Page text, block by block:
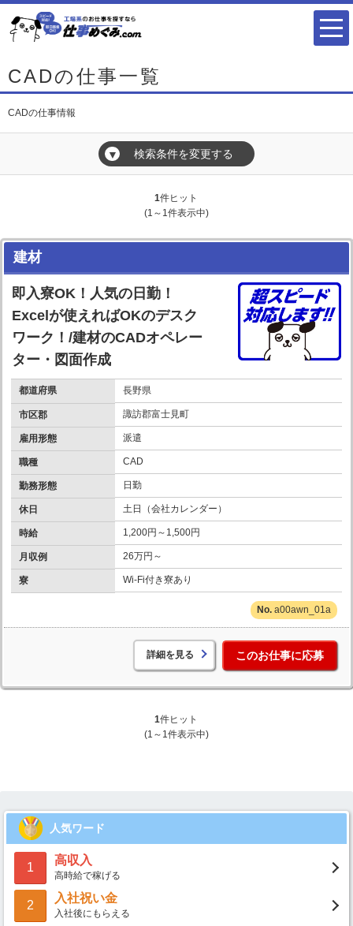
CADの仕事一覧
CADの仕事情報
▼ 検索条件を変更する
1件ヒット
(1～1件表示中)
建材
即入寮OK！人気の日勤！
Excelが使えればOKのデスク
ワーク！/建材のCADオペレー
ター・図面作成
都道府県 長野県
市区郡 諏訪郡富士見町
雇用形態 派遣
職種 CAD
勤務形態 日勤
休日 土日（会社カレンダー）
時給 1,200円～1,500円
月収例 26万円～
寮 Wi-Fi付き寮あり
a00awn_01a
詳細を見る このお仕事に応募
1件ヒット
(1～1件表示中)
人気ワード
1
高収入
高時給で稼げる
2
入社祝い金
入社後にもらえる